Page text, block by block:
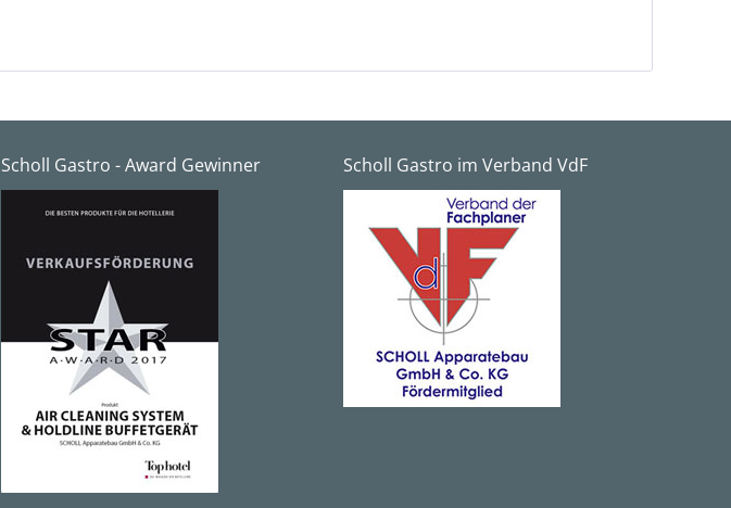
Scholl Gastro - Award Gewinner Scholl Gastro im Verband VdF